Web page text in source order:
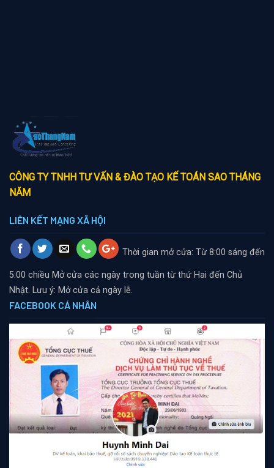
CÔNG TY TNHH TƯ VẤN & ĐÀO TẠO KẾ TOÁN SAO THÁNG
NĂM
LIÊN KẾT MẠNG XÃ HỘI
Thời gian mở cửa: Từ 8:00 sáng đến
5:00 chiều Mở cửa các ngày trong tuần từ thứ Hai đến Chủ
Nhật. Lưu ý: Mở cửa cả ngày lễ.
FACEBOOK CÁ NHÂN